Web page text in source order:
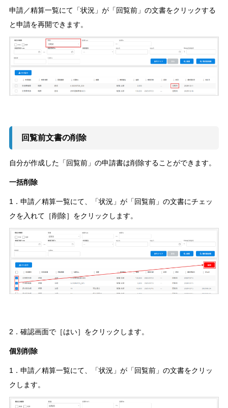
申請／精算一覧にて「状況」が「回覧前」の文書をクリックする
と申請を再開できます。
回覧前文書の削除
自分が作成した「回覧前」の申請書は削除することができます。
一括削除
1．申請／精算一覧にて、「状況」が「回覧前」の文書にチェッ
クを入れて［削除］をクリックします。
2．確認画面で［はい］をクリックします。
個別削除
1．申請／精算一覧にて、「状況」が「回覧前」の文書をクリッ
クします。